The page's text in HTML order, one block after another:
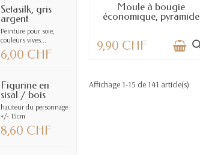
Setasilk, gris
argent
Peinture pour soie,
couleurs vives...
6,00 CHF
Figurine en
sisal / bois
hauteur du personnage
+/- 15cm
8,60 CHF
Moule à bougie
économique, pyramide
9,90 CHF
Affichage 1-15 de 141 article(s)